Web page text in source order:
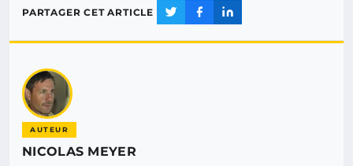
PARTAGER CET ARTICLE
AUTEUR
NICOLAS MEYER